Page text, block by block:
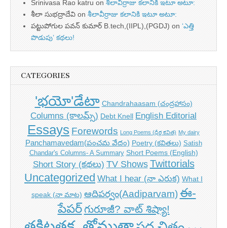
Srinivasa Rao katru on శీలావీర్రాజు కలానికి ఇటూ అటూ:
శీలా సుభద్రాదేవి on శీలావీర్రాజు కలానికి ఇటూ అటూ:
పట్టుపోగుల పవన్ కుమార్ B.tech,(IIPL),(PGDJ) on ‘ఎత్తి
పొడుపు’ కథలు!
CATEGORIES
'భయో'డేటా Chandrahaasam (చంద్రహాసం)
Columns (కాలమ్స్) Debt Knell English Editorial
Essays Forewords Long Poems (ధీర్గ కవిత) My dairy
Panchamavedam(పంచమ వేదం) Poetry (కవితలు) Satish
Chandar's Columns- A Summary Short Poems (English)
Short Story (కథలు) TV Shows Twittorials
Uncategorized What I hear (నా ఎరుక) What I
speak (నా మాట) ఆదిపర్వం(Aadiparvam) ఈ-
పేపర్గురూజీ? వాట్ శిష్యా!